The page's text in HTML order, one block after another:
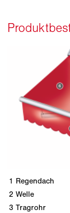
1 Regendach
2 Welle
3 Tragrohr